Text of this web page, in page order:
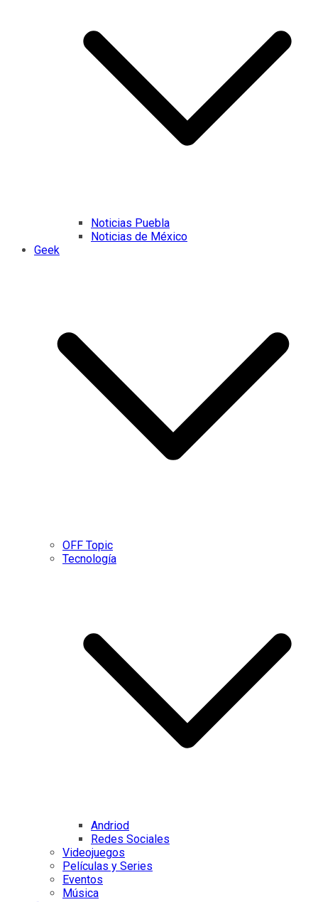
Noticias Puebla
Noticias de México
Geek
OFF Topic
Tecnología
Andriod
Redes Sociales
Videojuegos
Películas y Series
Eventos
Música